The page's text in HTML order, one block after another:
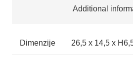
Additional
Dimenzije 26,5 x 14,5 x